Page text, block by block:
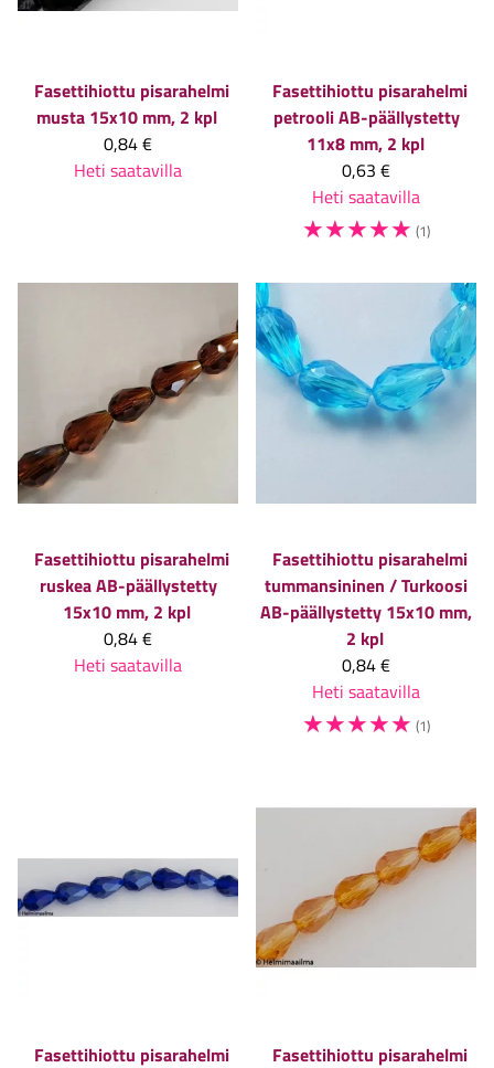
Fasettihiottu pisarahelmi
musta 15x10 mm, 2 kpl
0,84 €
Heti saatavilla
Fasettihiottu pisarahelmi
petrooli AB-päällystetty
11x8 mm, 2 kpl
0,63 €
Heti saatavilla
☆☆☆☆☆ (1)
Fasettihiottu pisarahelmi
ruskea AB-päällystetty
15x10 mm, 2 kpl
0,84 €
Heti saatavilla
Fasettihiottu pisarahelmi
tummansininen / Turkoosi
AB-päällystetty 15x10 mm,
2 kpl
0,84 €
Heti saatavilla
☆☆☆☆☆ (1)
Fasettihiottu pisarahelmi
Fasettihiottu pisarahelmi